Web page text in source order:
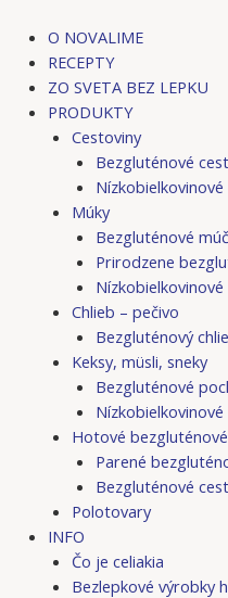
obsah
O NOVALIME
RECEPTY
ZO SVETA BEZ LEPKU
PRODUKTY
Cestoviny
Bezgluténové
Múky
Bezgluténové
Prirodzene
Chlieb – pečivo
Bezgluténový
Keksy, müsli, sneky
Bezgluténové
Hotové
Parené
Bezgluténové
Polotovary
INFO
Čo je celiakia
Bezlepkové výrobky
navigation